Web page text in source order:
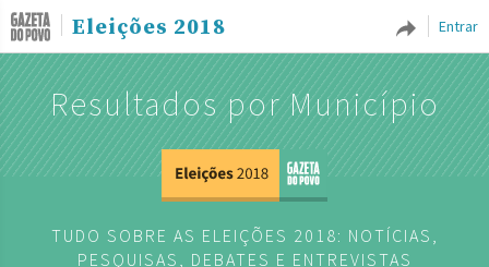
Entrar
Eleições 2018
Resultados por Município
TUDO SOBRE AS ELEIÇÕES 2018: NOTÍCIAS,
PESQUISAS, DEBATES E ENTREVISTAS